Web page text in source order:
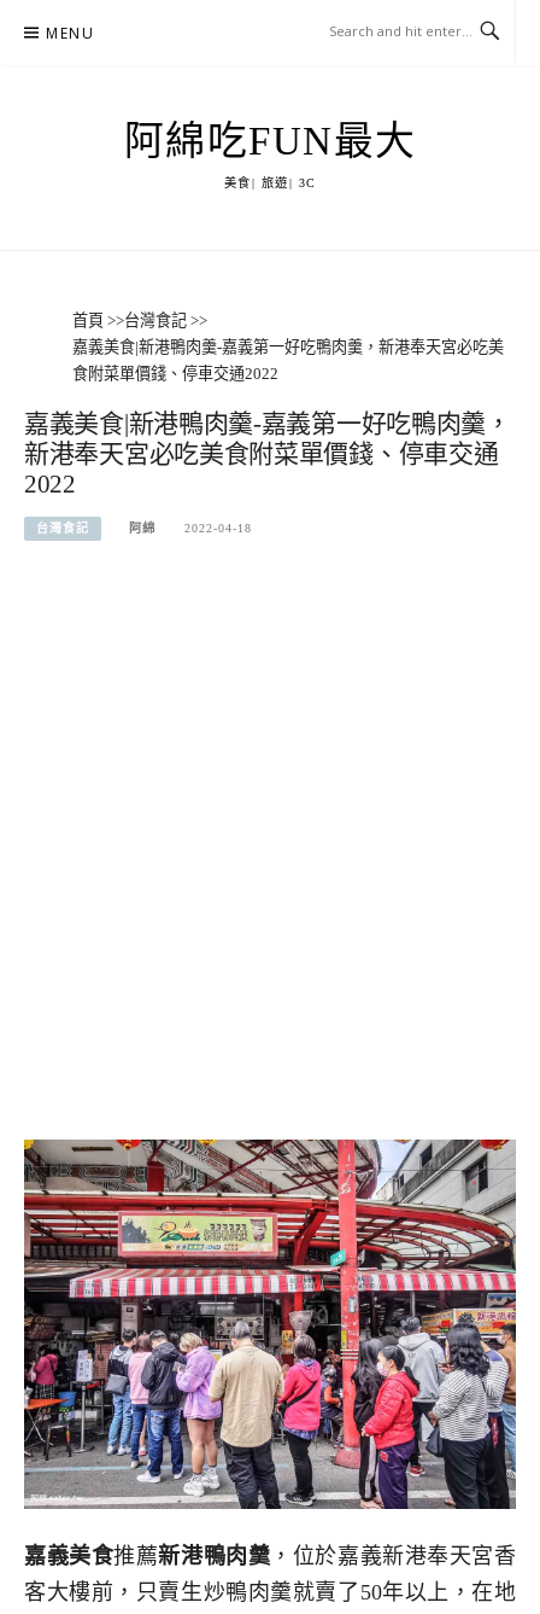
MENU
阿綿吃FUN最大
美食| 旅遊| 3C
首頁 >>台灣食記 >>
嘉義美食|新港鴨肉羹-嘉義第一好吃鴨肉羹，新港奉天宮必吃美
食附菜單價錢、停車交通2022
嘉義美食|新港鴨肉羹-嘉義第一好吃鴨肉羹，
新港奉天宮必吃美食附菜單價錢、停車交通
2022
台灣食記 阿綿 2022-04-18
嘉義美食推薦新港鴨肉羹 ，位於嘉義新港奉天宮香
客大樓前，只賣生炒鴨肉羹就賣了50年以上，在地